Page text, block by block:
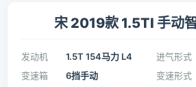
宋 2019款 1.5TI 手动
发动机 1.5T 154马力 L4 进气形式
变速箱
6挡手动 变速形式